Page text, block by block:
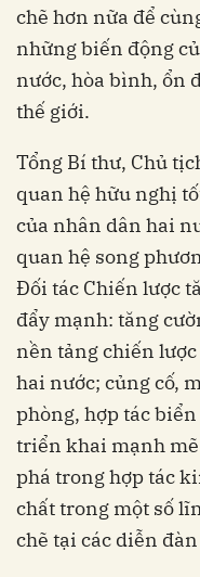
chẽ hơn nữa để
những biến động
nước, hòa bình, ổn
thế giới.
Tổng Bí thư, Chủ
quan hệ hữu nghị
của nhân dân hai
quan hệ song
Đối tác Chiến lược
đẩy mạnh: tăng
nền tảng chiến
hai nước; củng cố,
phòng, hợp tác
triển khai mạnh mẽ
phá trong hợp tác
chất trong một số
chẽ tại các diễn